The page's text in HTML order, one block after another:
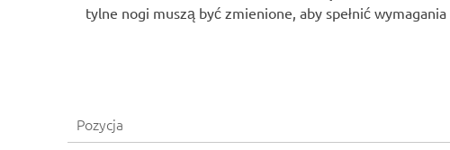
tylne nogi muszą być zmienione, aby spełnić
Pozycja